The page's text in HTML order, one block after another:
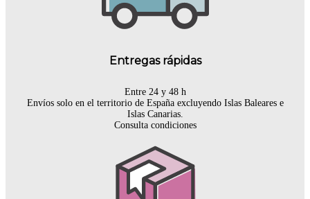
Entregas rápidas
Entre 24 y 48 h
Envíos solo en el territorio de España excluyendo Islas Baleares e
Islas Canarias.
Consulta condiciones